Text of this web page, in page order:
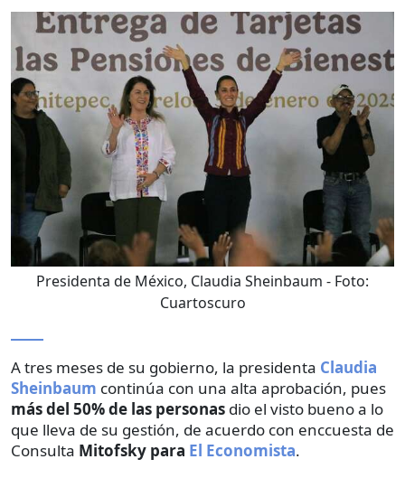
Presidenta de México, Claudia Sheinbaum - Foto:
Cuartoscuro
A tres meses de su gobierno, la presidenta Claudia
Sheinbaum continúa con una alta aprobación, pues
más del 50% de las personas dio el visto bueno a lo
que lleva de su gestión, de acuerdo con enccuesta de
Consulta Mitofsky para El Economista.